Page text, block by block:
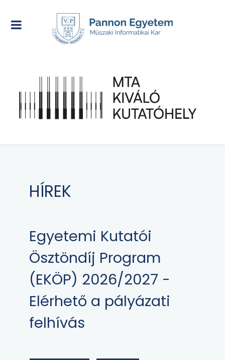
HÍREK
Egyetemi Kutatói
Ösztöndíj Program
(EKÖP) 2026/2027 -
Elérhető a pályázati
felhívás